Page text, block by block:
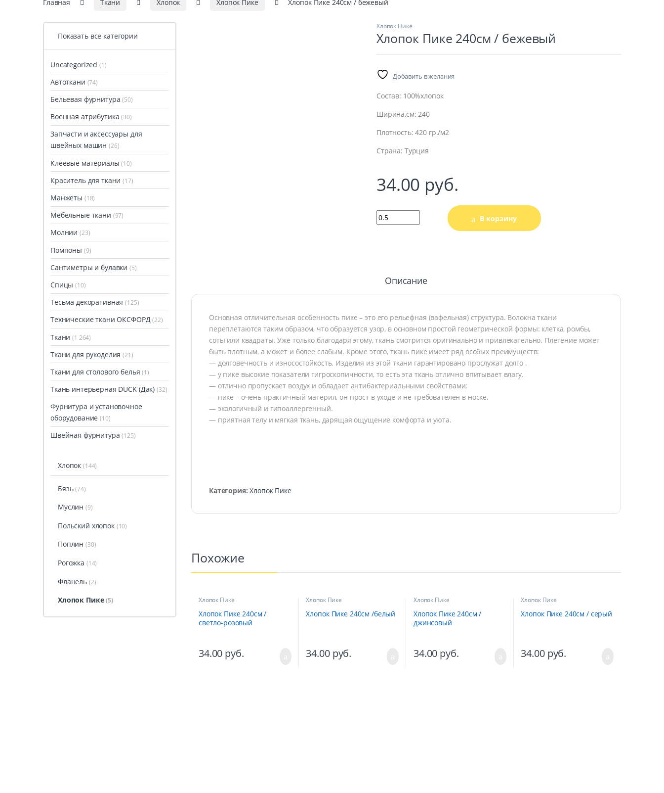
Главная Ткани Хлопок Хлопок Пике Хлопок Пике 240см / бежевый
Хлопок Пике
Хлопок Пике 240см / бежевый
Добавить в желания
Состав: 100%хлопок
Ширина,см: 240
Плотность: 420 гр./м2
Страна: Турция
34.00 руб.
Количество В корзину
Описание
Основная отличительная особенность пике – это его рельефная (вафельная) структура. Волокна ткани
переплетаются таким образом, что образуется узор, в основном простой геометрической формы: клетка, ромбы,
соты или квадраты. Уже только благодаря этому, ткань смотрится оригинально и привлекательно. Плетение может
быть плотным, а может и более слабым. Кроме этого, ткань пике имеет ряд особых преимуществ:
— долговечность и износостойкость. Изделия из этой ткани гарантировано прослужат долго .
— у пике высокие показатели гигроскопичности, то есть эта ткань отлично впитывает влагу.
— отлично пропускает воздух и обладает антибактериальными свойствами;
— пике – очень практичный материл, он прост в уходе и не требователен в носке.
— экологичный и гипоаллергенный.
— приятная телу и мягкая ткань, дарящая ощущение комфорта и уюта.
Категория:Хлопок Пике
Похожие
Хлопок Пике
Хлопок Пике 240см /
светло-розовый
34.00 руб.
Хлопок Пике
Хлопок Пике 240см /белый
34.00 руб.
Хлопок Пике
Хлопок Пике 240см /
джинсовый
34.00 руб.
Хлопок Пике
Хлопок Пике 240см / серый
34.00 руб.
Показать все категории
Uncategorized(1)
Автоткани (74)
Бельевая фурнитура(50)
Военная атрибутика(30)
Запчасти и аксессуары для
швейных машин(26)
Клеевые материалы(10)
Краситель для ткани(17)
Манжеты (18)
Мебельные ткани (97)
Молнии(23)
Помпоны (9)
Сантиметры и булавки(5)
Спицы(10)
Тесьма декоративная(125)
Технические ткани ОКСФОРД(22)
Ткани(1 264)
Ткани для рукоделия(21)
Ткани для столового белья(1)
Ткань интерьерная DUCK (Дак) (32)
Фурнитура и установочное
оборудование(10)
Швейная фурнитура(125)
Хлопок(144)
Бязь(74)
Муслин(9)
Польский хлопок (10)
Поплин(30)
Рогожка (14)
Фланель (2)
Хлопок Пике(5)